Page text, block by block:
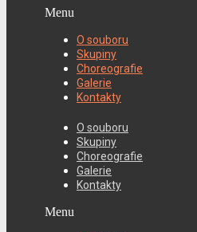
Menu
O souboru
Skupiny
Choreografie
Galerie
Kontakty
O souboru
Skupiny
Choreografie
Galerie
Kontakty
Menu